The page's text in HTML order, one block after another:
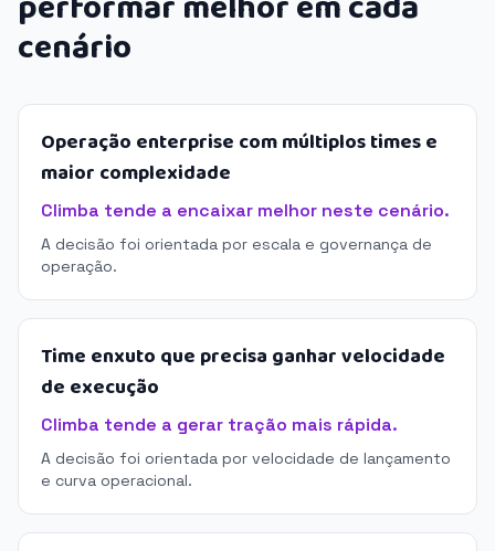
cenário
Operação enterprise com múltiplos times e
maior complexidade
Climba tende a encaixar melhor neste cenário.
A decisão foi orientada por escala e governança de
operação.
Time enxuto que precisa ganhar velocidade
de execução
Climba tende a gerar tração mais rápida.
A decisão foi orientada por velocidade de lançamento
e curva operacional.